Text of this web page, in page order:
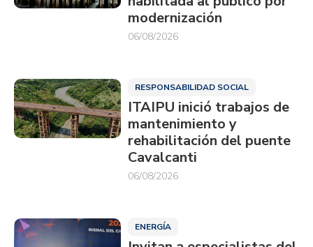
modernización
06/08/2026
RESPONSABILIDAD SOCIAL
ITAIPU inició trabajos de
mantenimiento y
rehabilitación del puente
Cavalcanti
06/08/2026
ENERGÍA